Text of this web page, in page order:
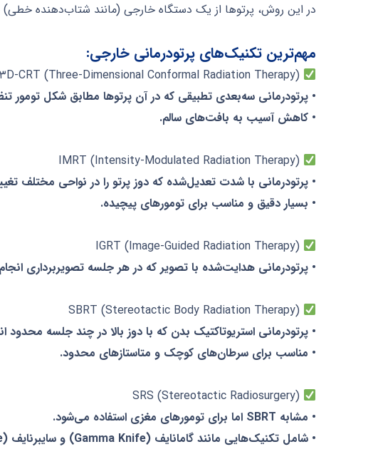
در این روش، پرتوها از یک دستگاه خارجی (مانند شتاب‌دهنده
مهم‌ترین تکنیک‌های پرتودرمانی خارجی:
۳D-CRT (Three-Dimensional Conformal Radiation Therapy)
• پرتودرمانی سه‌بعدی تطبیقی که در آن پرتوها مطابق شکل تومور
• کاهش آسیب به بافت‌های سالم.
IMRT (Intensity-Modulated Radiation Therapy)
• پرتودرمانی با شدت تعدیل‌شده که دوز پرتو را در نواحی مختلف
• بسیار دقیق و مناسب برای تومورهای پیچیده.
IGRT (Image-Guided Radiation Therapy)
• پرتودرمانی هدایت‌شده با تصویر که در هر جلسه تصویربرداری
SBRT (Stereotactic Body Radiation Therapy)
• پرتودرمانی استریوتاکتیک بدن که با دوز بالا در چند جلسه محدود
• مناسب برای سرطان‌های کوچک و متاستازهای محدود.
SRS (Stereotactic Radiosurgery)
• مشابه SBRT اما برای تومورهای مغزی استفاده می‌شود.
• شامل تکنیک‌هایی مانند گامانایف (Gamma Knife) و سایبرنایف (CyberKnife).